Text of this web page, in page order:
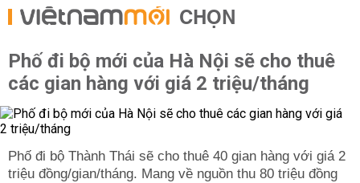
CHỌN
Phố đi bộ mới của Hà Nội sẽ cho thuê
các gian hàng với giá 2 triệu/tháng
Phố đi bộ Thành Thái sẽ cho thuê 40 gian hàng với giá 2
triệu đồng/gian/tháng. Mang về nguồn thu 80 triệu đồng